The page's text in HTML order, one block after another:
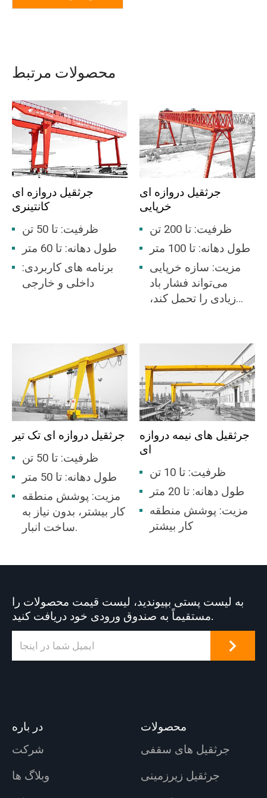
محصولات مرتبط
جرثقیل دروازه ای
کانتینری
ظرفیت: تا 50 تن
طول دهانه: تا 60 متر
برنامه های کاربردی:
داخلی و خارجی
جرثقیل دروازه ای
خرپایی
ظرفیت: تا 200 تن
طول دهانه: تا 100 متر
مزیت: سازه خرپایی
می‌تواند فشار باد
زیادی را تحمل کند،
جرثقیل دروازه ای تک تیر
ظرفیت: تا 50 تن
طول دهانه: تا 50 متر
مزیت: پوشش منطقه
کار بیشتر، بدون نیاز به
ساخت انبار.
جرثقیل های نیمه دروازه
ای
ظرفیت: تا 10 تن
طول دهانه: تا 20 متر
مزیت: پوشش منطقه
کار بیشتر
به لیست پستی بپیوندید، لیست قیمت محصولات را
مستقیماً به صندوق ورودی خود دریافت کنید.
در باره
شرکت
وبلاگ ها
محصولات
جرثقیل های سقفی
جرثقیل زیرزمینی